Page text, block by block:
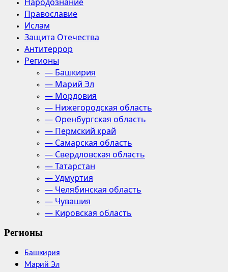
Православие
Ислам
Защита Отечества
Антитеррор
Регионы
— Башкирия
— Марий Эл
— Мордовия
— Нижегородская область
— Оренбургская область
— Пермский край
— Самарская область
— Свердловская область
— Татарстан
— Удмуртия
— Челябинская область
— Чувашия
— Кировская область
Регионы
Башкирия
Марий Эл